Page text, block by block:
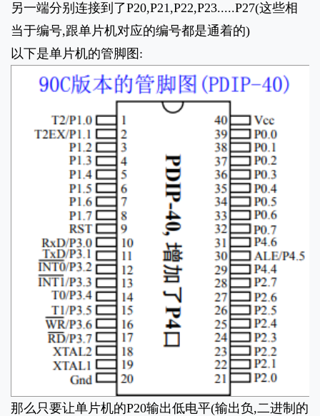
另一端分别连接到了P20,P21,P22,P23.....P27(这些相
当于编号,跟单片机对应的编号都是通着的)
以下是单片机的管脚图:
那么只要让单片机的P20输出低电平(输出负,二进制的